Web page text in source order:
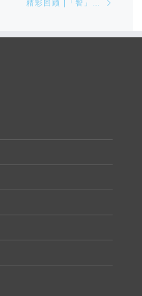
BACK TO POST LIST